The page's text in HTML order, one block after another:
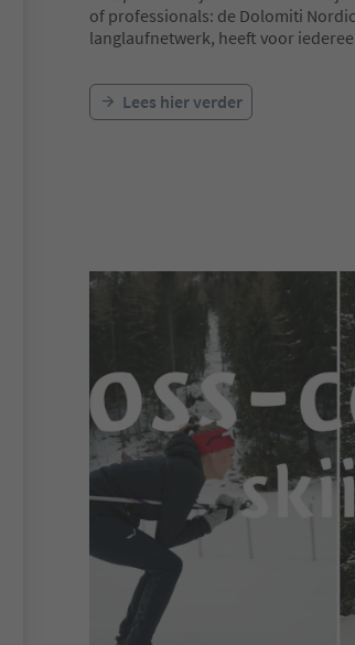
of professionals: de Dolomiti
langlaufnetwerk, heeft voor
Lees hier verder